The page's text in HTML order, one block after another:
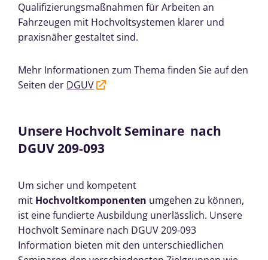
Qualifizierungsmaßnahmen für Arbeiten an
Fahrzeugen mit Hochvoltsystemen klarer und
praxisnäher gestaltet sind.
Mehr Informationen zum Thema finden Sie auf den
Seiten der DGUV
Unsere Hochvolt Seminare nach
DGUV 209-093
Um sicher und kompetent
mit Hochvoltkomponenten umgehen zu können,
ist eine fundierte Ausbildung unerlässlich. Unsere
Hochvolt Seminare nach DGUV 209-093
Information bieten mit den unterschiedlichen